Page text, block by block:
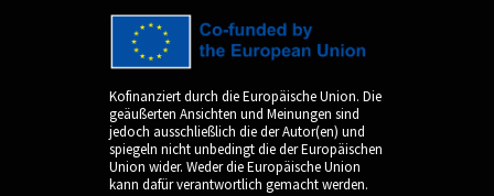
Kofinanziert durch die Europäische Union. Die
geäußerten Ansichten und Meinungen sind
jedoch ausschließlich die der Autor(en) und
spiegeln nicht unbedingt die der Europäischen
Union wider. Weder die Europäische Union
kann dafür verantwortlich gemacht werden.